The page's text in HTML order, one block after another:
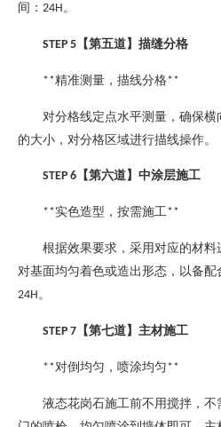
间： 24H。
STEP 5 【第五道】描缝分格
**精准测量，描线分格**
对分格线定点水平测量，确保
的大小，对分格区域进行描线操作。
STEP 6 【第六道】中涂层施工
**实色造型，按需施工**
根据效果要求，采用对应的材料
对基面均匀着色或造出形态，以备
24H。
STEP 7 【第七道】主材施工
**对倒均匀，喷涂均匀**
液态花岗石施工前不用搅拌，